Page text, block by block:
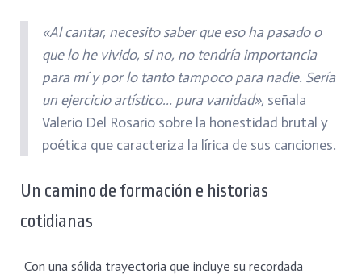
«Al cantar, necesito saber que eso ha pasado o
que lo he vivido, si no, no tendría importancia
para mí y por lo tanto tampoco para nadie. Sería
un ejercicio artístico… pura vanidad», señala
Valerio Del Rosario sobre la honestidad brutal y
poética que caracteriza la lírica de sus canciones.
​Un camino de formación e historias
cotidianas
​Con una sólida trayectoria que incluye su recordada